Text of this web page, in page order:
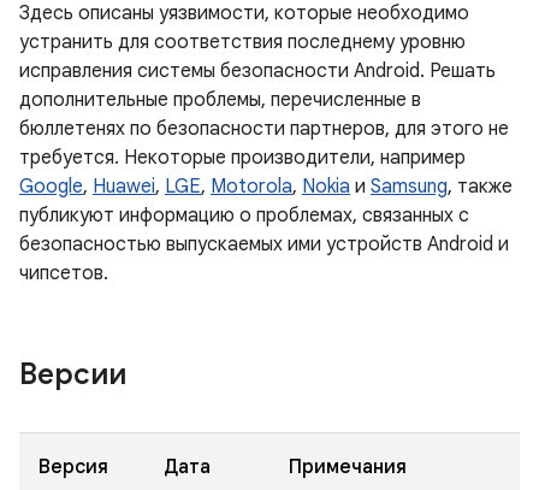
Здесь описаны уязвимости, которые необходимо
устранить для соответствия последнему уровню
исправления системы безопасности Android. Решать
дополнительные проблемы, перечисленные в
бюллетенях по безопасности партнеров, для этого не
требуется. Некоторые производители, например
Google, Huawei, LGE, Motorola, Nokia и Samsung, также
публикуют информацию о проблемах, связанных с
безопасностью выпускаемых ими устройств Android и
чипсетов.
Версии
Версия Дата Примечания